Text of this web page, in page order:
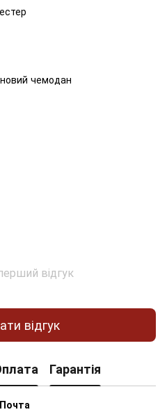
чемодан
відгук
відгук
Гарантія